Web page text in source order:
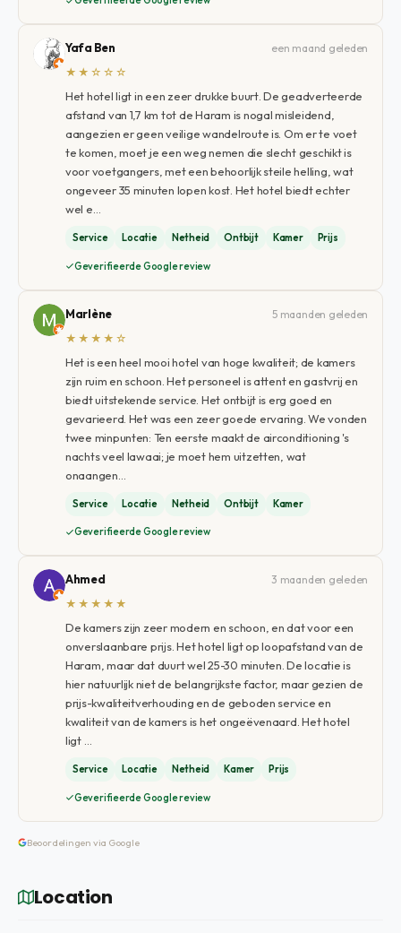
Yafa Ben
een maand geleden
★★☆☆☆
Het hotel ligt in een zeer drukke buurt. De geadverteerde
afstand van 1,7 km tot de Haram is nogal misleidend,
aangezien er geen veilige wandelroute is. Om er te voet
te komen, moet je een weg nemen die slecht geschikt is
voor voetgangers, met een behoorlijk steile helling, wat
ongeveer 35 minuten lopen kost. Het hotel biedt echter
wel e…
Service Locatie Netheid Ontbijt Kamer Prijs
Geverifieerde Google review
Marlène
5 maanden geleden
★★★★☆
Het is een heel mooi hotel van hoge kwaliteit; de kamers
zijn ruim en schoon. Het personeel is attent en gastvrij en
biedt uitstekende service. Het ontbijt is erg goed en
gevarieerd. Het was een zeer goede ervaring. We vonden
twee minpunten: Ten eerste maakt de airconditioning 's
nachts veel lawaai; je moet hem uitzetten, wat
onaangen…
Service Locatie Netheid Ontbijt Kamer
Geverifieerde Google review
Ahmed
3 maanden geleden
★★★★★
De kamers zijn zeer modern en schoon, en dat voor een
onverslaanbare prijs. Het hotel ligt op loopafstand van de
Haram, maar dat duurt wel 25-30 minuten. De locatie is
hier natuurlijk niet de belangrijkste factor, maar gezien de
prijs-kwaliteitverhouding en de geboden service en
kwaliteit van de kamers is het ongeëvenaard. Het hotel
ligt …
Service Locatie Netheid Kamer Prijs
Geverifieerde Google review
Beoordelingen via Google
Location